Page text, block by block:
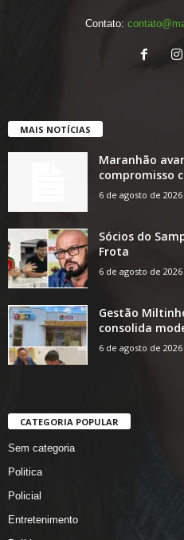
Contato:
MAIS NOTÍCIAS
Maranhão
compromisso
6 de agosto de 2026
Sócios do
Frota
6 de agosto de 2026
Gestão
consolida
6 de agosto de 2026
CATEGORIA POPULAR
Sem categoria
Politica
Policial
Entretenimento